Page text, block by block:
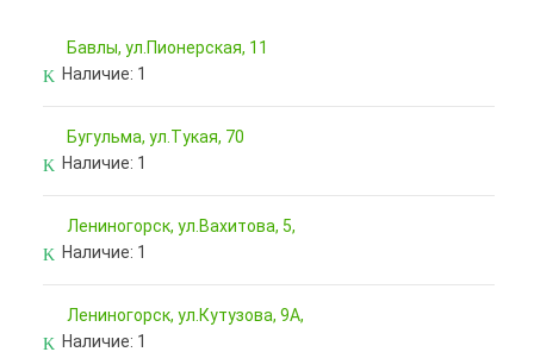
Бавлы, ул.Пионерская, 11
Наличие: 1
Бугульма, ул.Тукая, 70
Наличие: 1
Лениногорск, ул.Вахитова, 5,
Наличие: 1
Лениногорск, ул.Кутузова, 9А,
Наличие: 1